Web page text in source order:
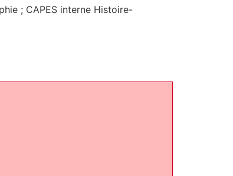
; CAPES interne Histoire-